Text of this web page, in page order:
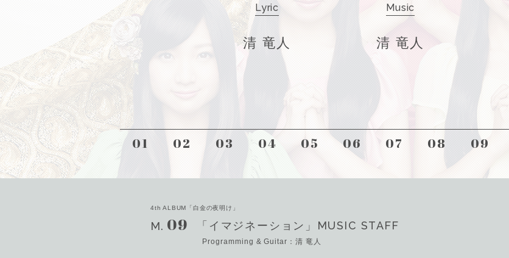
Lyric
清 竜人
Music
清 竜人
01 02 03 04 05 06 07 08 09
4th ALBUM「白金の夜明け」
M. 09 「イマジネーション」 MUSIC STAFF
Programming & Guitar：清 竜人